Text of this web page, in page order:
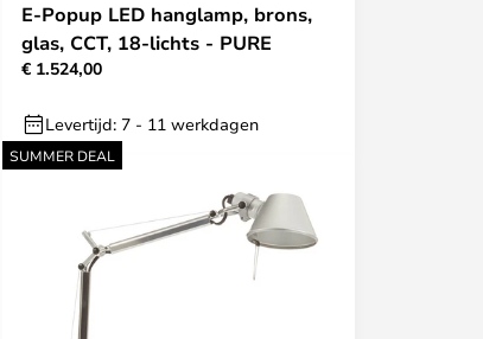
E-Popup LED hanglamp, brons,
glas, CCT, 18-lichts - PURE
€ 1.524,00
Levertijd: 7 - 11 werkdagen
SUMMER DEAL